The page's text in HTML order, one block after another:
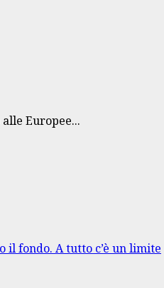
Europee...
il fondo. A tutto c’è un limite